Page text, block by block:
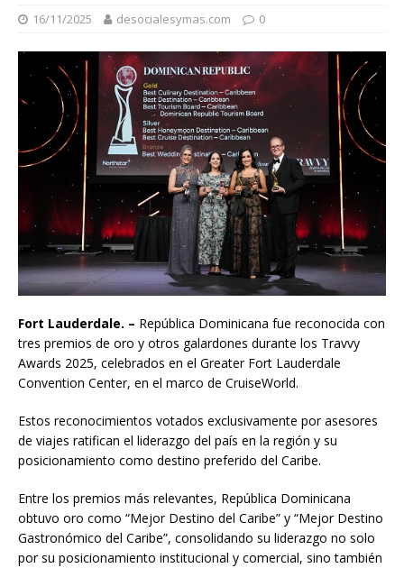
16/11/2025 desocialesymas.com 0
Fort Lauderdale. – República Dominicana fue reconocida con
tres premios de oro y otros galardones durante los Travvy
Awards 2025, celebrados en el Greater Fort Lauderdale
Convention Center, en el marco de CruiseWorld.
Estos reconocimientos votados exclusivamente por asesores
de viajes ratifican el liderazgo del país en la región y su
posicionamiento como destino preferido del Caribe.
Entre los premios más relevantes, República Dominicana
obtuvo oro como “Mejor Destino del Caribe” y “Mejor Destino
Gastronómico del Caribe”, consolidando su liderazgo no solo
por su posicionamiento institucional y comercial, sino también